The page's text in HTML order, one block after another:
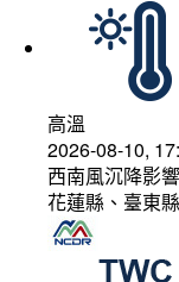
高溫
2026-08-10,
西南風沉降影
花蓮縣、臺東